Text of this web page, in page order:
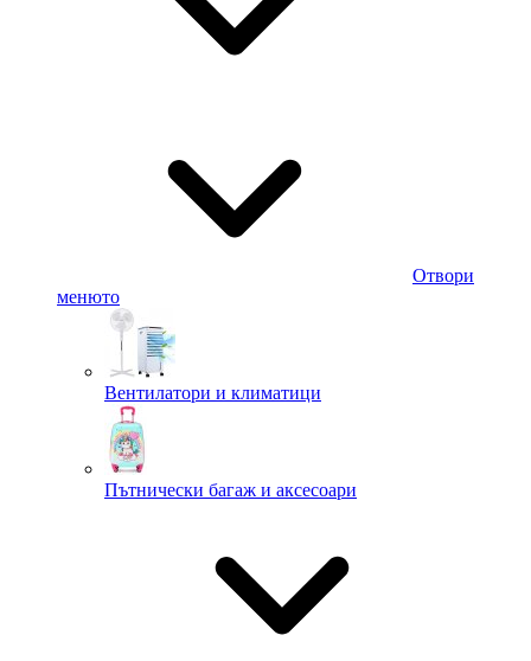
Отвори
менюто
Вентилатори и климатици
Пътнически багаж и аксесоари